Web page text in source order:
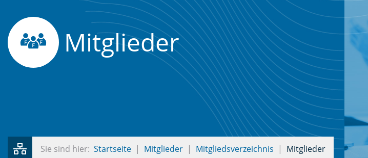
Mitglieder
Sie sind hier: Startseite Mitglieder Mitgliedsverzeichnis Mitglieder